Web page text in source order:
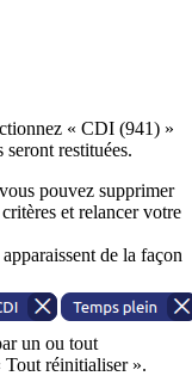
« CDI (941) »
restituées.
pouvez supprimer
et relancer votre
de la façon
un ou tout
réinitialiser ».